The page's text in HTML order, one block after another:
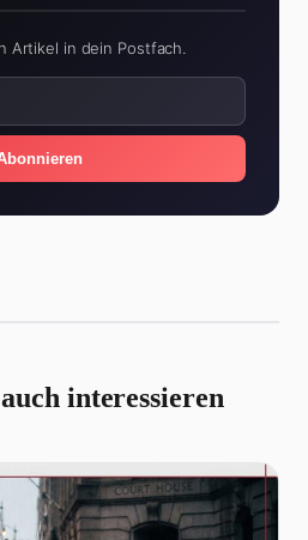
Artikel in dein Postfach.
interessieren